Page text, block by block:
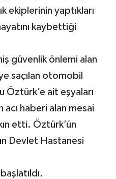
ekiplerinin yaptıkları
kaybettiği
güvenlik önlemi alan
saçılan otomobil
Öztürk’e ait eşyaları
haberi alan mesai
etti. Öztürk’ün
Devlet Hastanesi